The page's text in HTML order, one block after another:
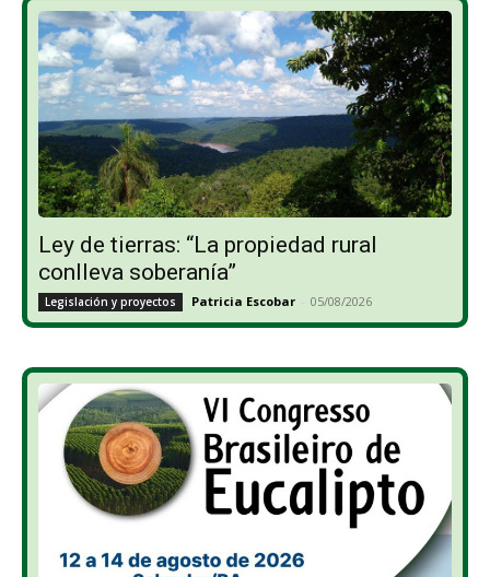
Ley de tierras: “La propiedad rural
conlleva soberanía”
Legislación y proyectos Patricia Escobar - 05/08/2026